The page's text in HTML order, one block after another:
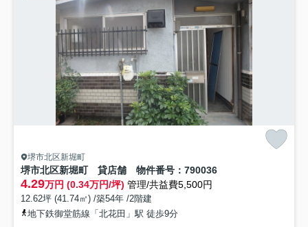
堺市北区新堀町
堺市北区新堀町 貸店舗 物件番号：790036
4.29万円 (0.34万円/坪) 管理/共益費5,500円
12.62坪 (41.74㎡) /築54年 /2階建
地下鉄御堂筋線「北花田」駅 徒歩9分